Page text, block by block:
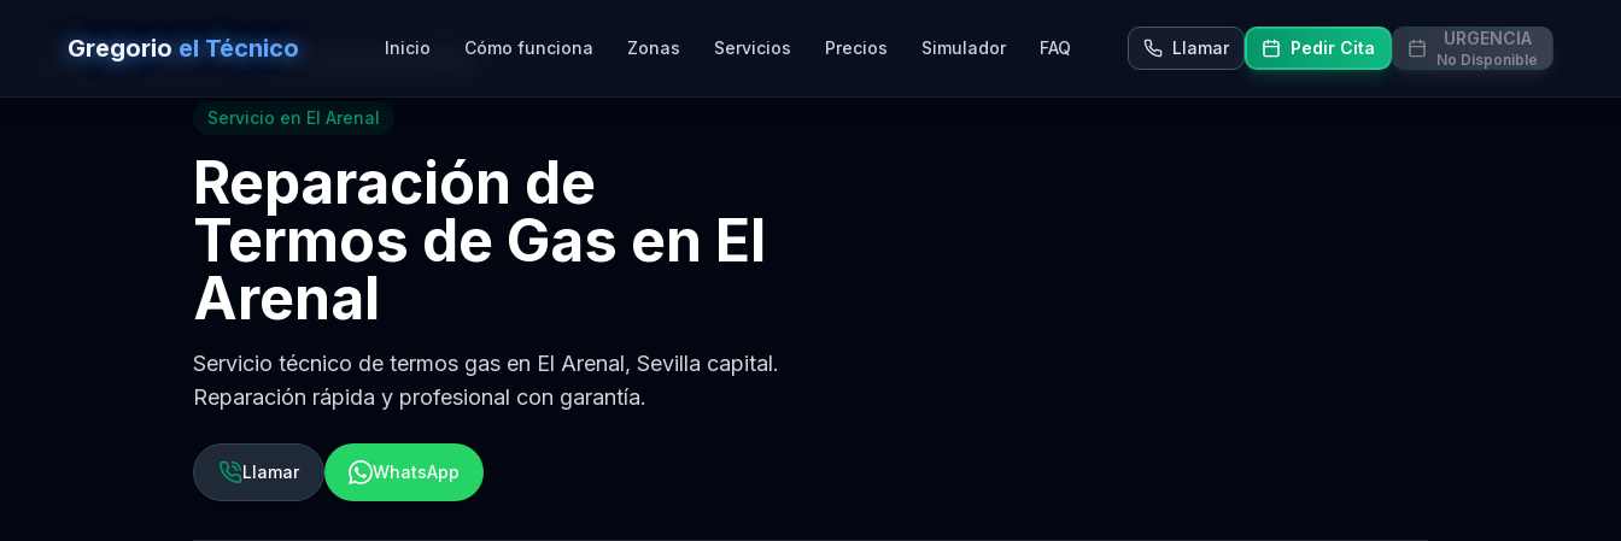
Gregorioel Técnico Inicio Cómo funciona Zonas Servicios Precios Simulador FAQ Llamar Pedir Cita URGENCIA
No Disponible
Volver aReparación de Termos de Gas en Sevilla
Servicio en El Arenal
Reparación de
Termos de Gas en El
Arenal
Servicio técnico de termos gas en El Arenal, Sevilla capital.
Reparación rápida y profesional con garantía.
Llamar WhatsApp